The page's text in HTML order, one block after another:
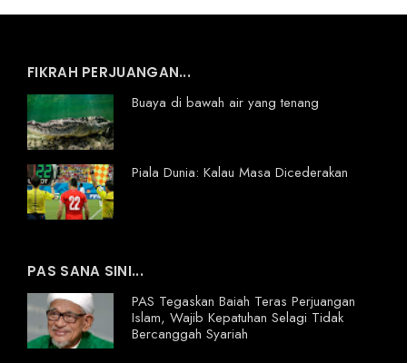
FIKRAH PERJUANGAN...
Buaya di bawah air yang tenang
Piala Dunia: Kalau Masa Dicederakan
PAS SANA SINI...
PAS Tegaskan Baiah Teras Perjuangan
Islam, Wajib Kepatuhan Selagi Tidak
Bercanggah Syariah